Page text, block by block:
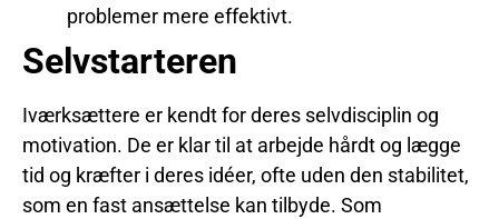
problemer mere effektivt.
Selvstarteren
Iværksættere er kendt for deres selvdisciplin og
motivation. De er klar til at arbejde hårdt og lægge
tid og kræfter i deres idéer, ofte uden den stabilitet,
som en fast ansættelse kan tilbyde. Som